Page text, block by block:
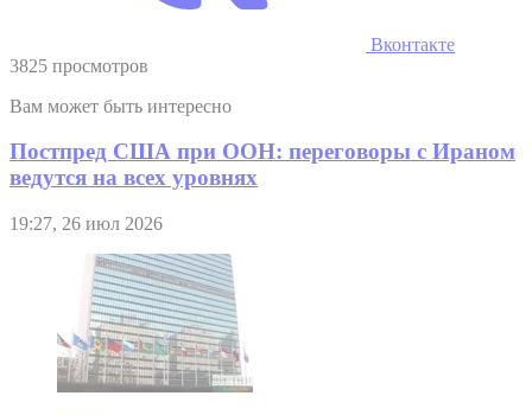
Вконтакте
3825 просмотров
Вам может быть интересно
Постпред США при ООН: переговоры с Ираном
ведутся на всех уровнях
19:27, 26 июл 2026